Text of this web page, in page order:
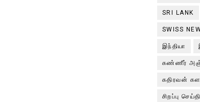
SRI LANK
SWISS
இந்தியா
கண்ணீர்
கதிரவன்
சிறப்பு